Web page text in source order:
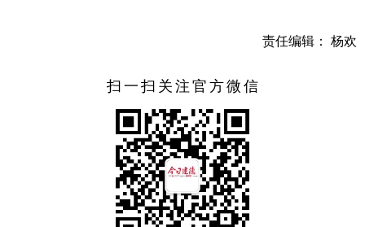
责任编辑： 杨欢
扫一扫关注官方微信